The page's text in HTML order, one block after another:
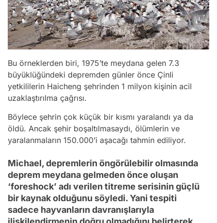
Bu örneklerden biri, 1975’te meydana gelen 7.3
büyüklüğündeki depremden günler önce Çinli
yetkililerin Haicheng şehrinden 1 milyon kişinin acil
uzaklaştırılma çağrısı.
Böylece şehrin çok küçük bir kısmı yaralandı ya da
öldü. Ancak şehir boşaltılmasaydı, ölümlerin ve
yaralanmaların 150.000’i aşacağı tahmin ediliyor.
Michael, depremlerin öngörülebilir olmasında
deprem meydana gelmeden önce oluşan
‘foreshock’ adı verilen titreme serisinin güçlü
bir kaynak olduğunu söyledi. Yani tespiti
sadece hayvanların davranışlarıyla